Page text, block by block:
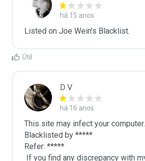
há 15 anos
Listed on Joe Wein's Blacklist.
Útil
D V
há 16 anos
This site may infect your computer.
Blacklisted by *****
Refer: *****